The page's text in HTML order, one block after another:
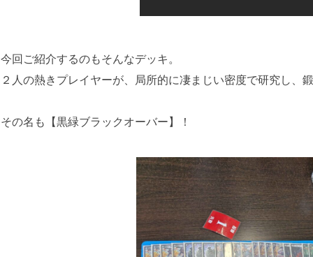
今回ご紹介するのもそんなデッキ。
２人の熱きプレイヤーが、局所的に凄まじい密度で研究し、
その名も【黒緑ブラックオーバー】！